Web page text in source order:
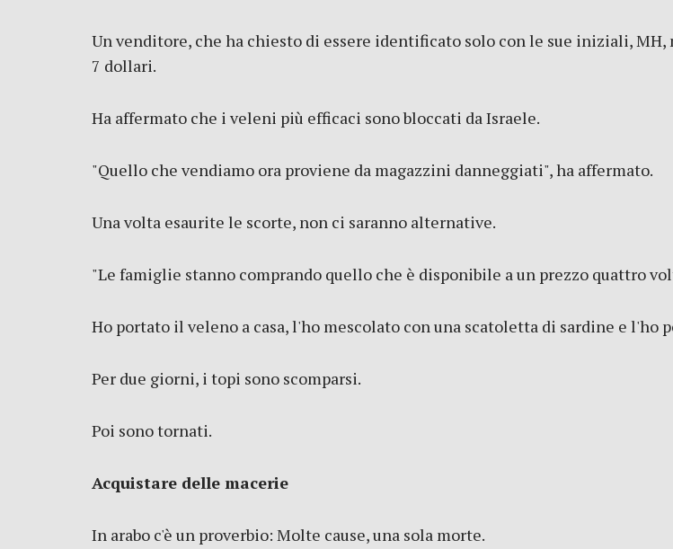
Un venditore, che ha chiesto di essere identificato solo con le sue iniziali,
7 dollari.
Ha affermato che i veleni più efficaci sono bloccati da Israele.
"Quello che vendiamo ora proviene da magazzini danneggiati", ha affermato.
Una volta esaurite le scorte, non ci saranno alternative.
"Le famiglie stanno comprando quello che è disponibile a un prezzo quattro
Ho portato il veleno a casa, l'ho mescolato con una scatoletta di sardine e
Per due giorni, i topi sono scomparsi.
Poi sono tornati.
Acquistare delle macerie
In arabo c'è un proverbio: Molte cause, una sola morte.